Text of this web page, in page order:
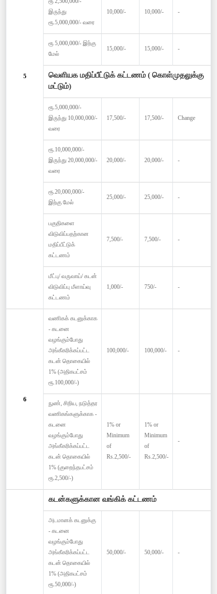
5
இருந்து
ரூ.5,000,000/- வரை
10,000/- 10,000/- -
ரூ 5,000,000/- இற்கு
மேல்
15,000/- 15,000/- -
வெளியக மதிப்பீட்டுக் கட்டணம் ( கொள்முதலுக்கு
மட்டும்)
ரூ.5,000,000/-
இருந்து 10,000,000/-
வரை
17,500/- 17,500/- Change
ரூ.10,000,000/-
இருந்து 20,000,000/-
வரை
20,000/- 20,000/- -
ரூ.20,000,000/-
இற்கு மேல்
25,000/- 25,000/- -
பகுதிகளை
விடுவிப்பதற்கான
மதிப்பீட்டுக்
கட்டணம்
7,500/- 7,500/- -
மீட்பு/ வருவாய்/ கடன்
விடுவிப்பு மீளாய்வு
கட்டணம்
1,000/- 750/- -
6
வணிகக் கடனுக்காக
- கடனை
வழங்கும்போது
அங்கீகரிக்கப்பட்ட
கடன் தொகையில்
1% (அதிகபட்சம்
ரூ.100,000/-)
100,000/- 100,000/- -
நுண், சிறிய, நடுத்தர
வணிகங்களுக்காக -
கடனை
வழங்கும்போது
அங்கீகரிக்கப்பட்ட
கடன் தொகையில்
1% (குறைந்தபட்சம்
ரூ.2,500/-)
1% or
Minimum
of
Rs.2,500/-
1% or
Minimum
of
Rs.2,500/-
-
கடன்களுக்கான வங்கிக் கட்டணம்
அடமானக் கடனுக்கு
- கடனை
வழங்கும்போது
அங்கீகரிக்கப்பட்ட
கடன் தொகையில்
1% (அதிகபட்சம்
ரூ.50,000/-)
50,000/- 50,000/- -